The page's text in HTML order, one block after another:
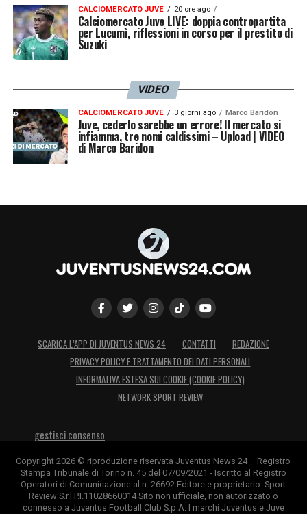
CALCIOMERCATO JUVE 20 ore ago
Calciomercato Juve LIVE: doppia contropartita
per Lucumì, riflessioni in corso per il prestito di
Suzuki
VIDEO
CALCIOMERCATO JUVE 3 giorni ago Marco Baridon
Juve, cederlo sarebbe un errore! Il mercato si
infiamma, tre nomi caldissimi – Upload | VIDEO
di Marco Baridon
SCARICA L’APP DI JUVENTUS NEWS 24 CONTATTI
REDAZIONE
PRIVACY POLICY E TRATTAMENTO DEI DATI PERSONALI
INFORMATIVA ESTESA SUI COOKIE (COOKIE POLICY)
NETWORK SPORT REVIEW
gestisci consenso
Copyright 2026 © riproduzione riservata Juventus News 24 – Registro
Stampa Tribunale di Torino n. 45 del 07/09/2021 - Iscritto al Registro
Operatori di Comunicazione al n. 26692 Editore e proprietario: Sport
Review S.r.l P.I.11028660014 Sito non ufficiale, non autorizzato o
connesso a Juventus Football Club S.p.A. I marchi Juventus e Juve